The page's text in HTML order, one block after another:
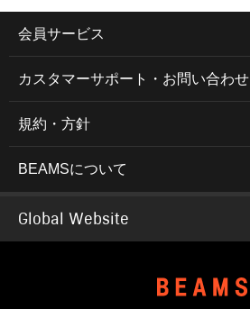
会員サービス
カスタマーサポート・お問い合わせ
規約・方針
BEAMSについて
Global Website